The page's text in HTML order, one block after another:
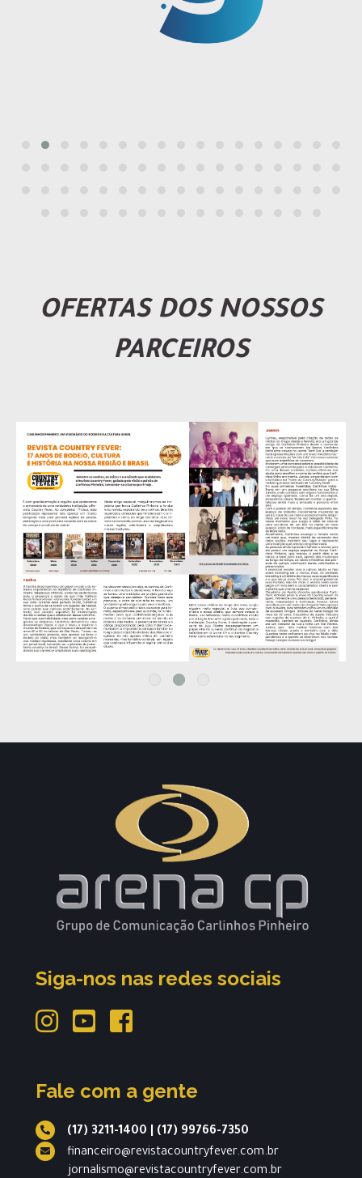
OFERTAS DOS NOSSOS
PARCEIROS
Siga-nos nas redes sociais
Fale com a gente
(17) 3211-1400
(17) 99766-7350
financeiro@revistacountryfever.com.br
jornalismo@revistacountryfever.com.br